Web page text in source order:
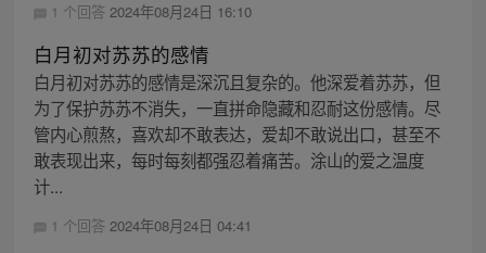
1 个回答 2024年08月24日 16:10
白月初对苏苏的感情
白月初对苏苏的感情是深沉且复杂的。他深爱着苏苏，但
为了保护苏苏不消失，一直拼命隐藏和忍耐这份感情。尽
管内心煎熬，喜欢却不敢表达，爱却不敢说出口，甚至不
敢表现出来，每时每刻都强忍着痛苦。涂山的爱之温度
计...
1 个回答 2024年08月24日 04:41